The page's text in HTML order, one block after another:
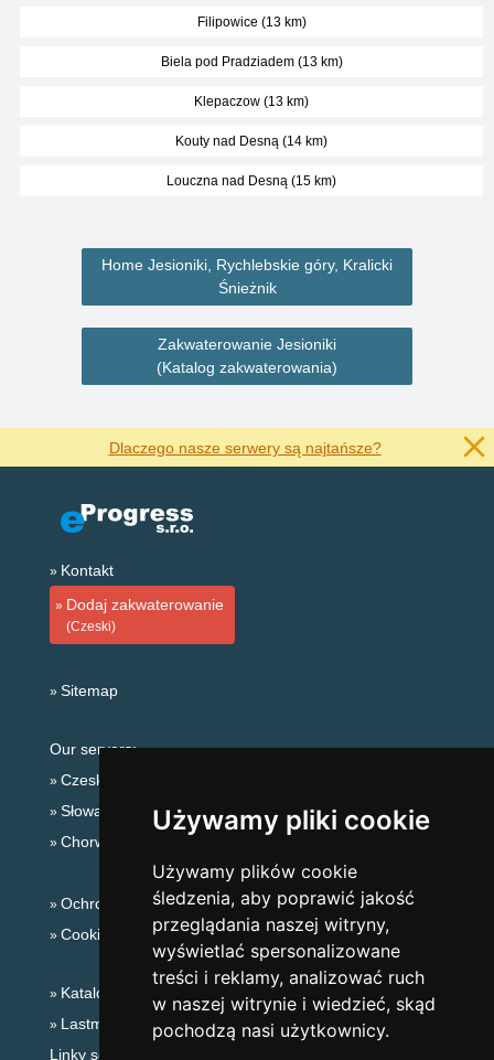
Używamy pliki cookie
Używamy plików cookie
śledzenia, aby poprawić jakość
przeglądania naszej witryny,
wyświetlać spersonalizowane
treści i reklamy, analizować ruch
w naszej witrynie i wiedzieć, skąd
pochodzą nasi użytkownicy.
Filipowice (13 km)
Biela pod Pradziadem (13 km)
Klepaczow (13 km)
Kouty nad Desną (14 km)
Louczna nad Desną (15 km)
Home Jesioniki, Rychlebskie góry, Kralicki
Śnieżnik
Zakwaterowanie Jesioniki
(Katalog zakwaterowania)
Dlaczego nasze serwery są najtańsze?
Kontakt
Dodaj zakwaterowanie
(Czeski)
Sitemap
Our servers:
Czeskie Góry
Słowackie góry
Chorwacja
Ochrona prywatności
Cookies
Katalog zakwaterowania
Lastminute Jesioniki
Linky sezonowe: